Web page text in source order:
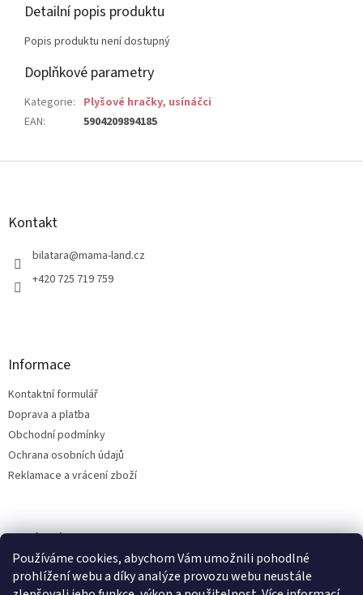
Používáme cookies, abychom Vám umožnili pohodlné
prohlížení webu a díky analýze provozu webu neustále
Detailní popis produktu
Popis produktu není dostupný
Doplňkové parametry
Kategorie: Plyšové hračky, usínáčci
EAN: 5904209894185
Z
Kontakt
bilatara@mama-land.cz
+420 725 719 759
Informace
Kontaktní formulář
Doprava a platba
Obchodní podmínky
Ochrana osobních údajů
Reklamace a vrácení zboží
Facebook